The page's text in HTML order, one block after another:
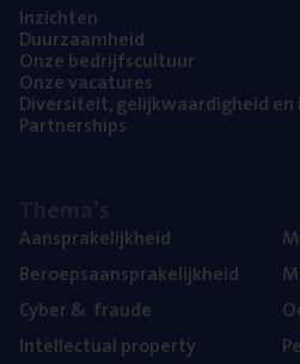
Inzich­ten
Duur­zaam­heid
Onze bedrijfs­cul­tuur
Onze vaca­tu­res
Diver­si­teit, gelijk­waar­dig­heid en
Part­ner­ships
Aan­spra­ke­lijk­heid
Beroeps­aan­spra­ke­lijk­heid
Cyber& fraude
Intel­lec­tu­al property